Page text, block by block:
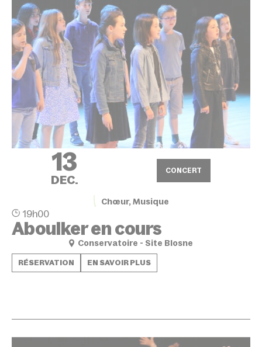
13
DEC.
CONCERT
Chœur, Musique
19h00
Aboulker en cours
Conservatoire - Site Blosne
RÉSERVATION EN SAVOIR PLUS